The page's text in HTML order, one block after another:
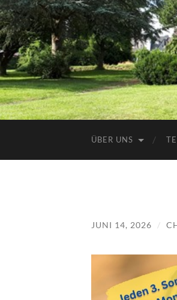
ÜBER UNS
JUNI 14, 2026 /